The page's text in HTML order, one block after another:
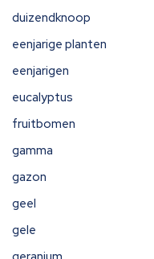
duizendknoop
eenjarige planten
eenjarigen
eucalyptus
fruitbomen
gamma
gazon
geel
gele